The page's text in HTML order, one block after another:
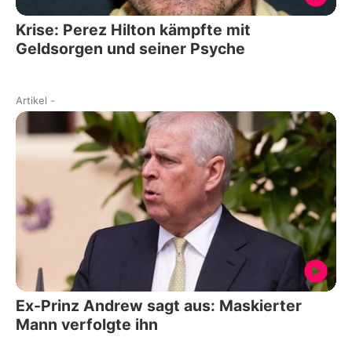
Krise: Perez Hilton kämpfte mit
Geldsorgen und seiner Psyche
Artikel -
Ex-Prinz Andrew sagt aus: Maskierter
Mann verfolgte ihn